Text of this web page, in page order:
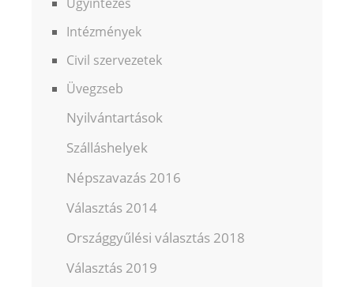
Intézmények
Civil szervezetek
Üvegzseb
Nyilvántartások
Szálláshelyek
Népszavazás 2016
Választás 2014
Országgyűlési választás 2018
Választás 2019